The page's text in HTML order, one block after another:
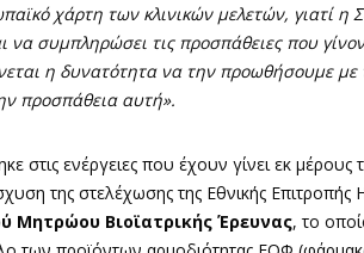
χάρτη των κλινικών μελετών, γιατί η
συμπληρώσει τις προσπάθειες που
η δυνατότητα να την προωθήσουμε με
προσπάθεια αυτή».
στις ενέργειες που έχουν γίνει εκ
της στελέχωσης της Εθνικής Επιτροπής
Μητρώου Βιοϊατρικής Έρευνας, το